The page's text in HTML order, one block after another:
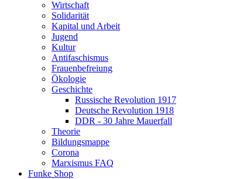
Wirtschaft
Solidarität
Kapital und Arbeit
Jugend
Kultur
Antifaschismus
Frauenbefreiung
Ökologie
Geschichte
Russische Revolution 1917
Deutsche Revolution 1918
DDR - 30 Jahre Mauerfall
Theorie
Bildungsmappe
Corona
Marxismus FAQ
Funke Shop